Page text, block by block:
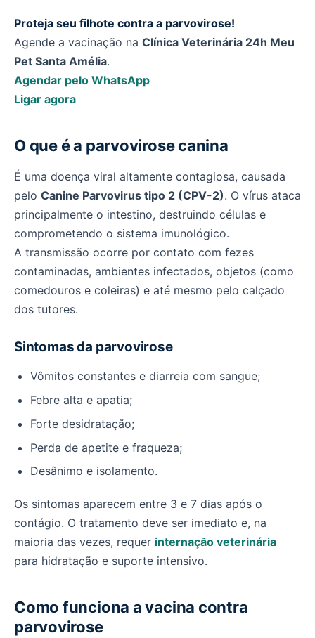
Proteja seu filhote contra a parvovirose!
Agende a vacinação na Clínica Veterinária 24h Meu
Pet Santa Amélia.
Agendar pelo WhatsApp
Ligar agora
O que é a parvovirose canina
É uma doença viral altamente contagiosa, causada
pelo Canine Parvovirus tipo 2 (CPV-2). O vírus ataca
principalmente o intestino, destruindo células e
comprometendo o sistema imunológico.
A transmissão ocorre por contato com fezes
contaminadas, ambientes infectados, objetos (como
comedouros e coleiras) e até mesmo pelo calçado
dos tutores.
Sintomas da parvovirose
Vômitos constantes e diarreia com sangue;
Febre alta e apatia;
Forte desidratação;
Perda de apetite e fraqueza;
Desânimo e isolamento.
Os sintomas aparecem entre 3 e 7 dias após o
contágio. O tratamento deve ser imediato e, na
maioria das vezes, requer internação veterinária
para hidratação e suporte intensivo.
Como funciona a vacina contra
parvovirose